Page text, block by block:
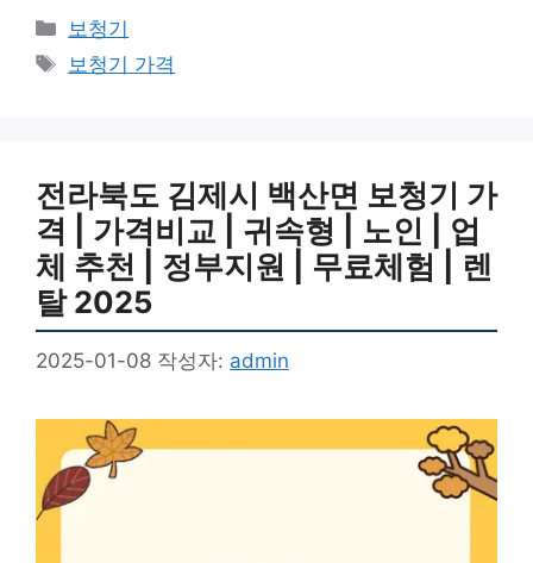
카
테
보청기
태
보청기 가격
전라북도 김제시 백산면 보청기 가
격 | 가격비교 | 귀속형 | 노인 | 업
체 추천 | 정부지원 | 무료체험 | 렌
탈 2025
2025-01-08 작성자: admin